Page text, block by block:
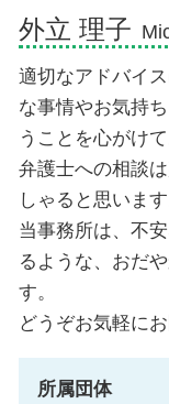
外立 理子
適切なアドバイ
な事情やお気持
うことを心がけて
弁護士への相談
しゃると思います
当事務所は、不
るような、おだ
す。
どうぞお気軽に
所属団体